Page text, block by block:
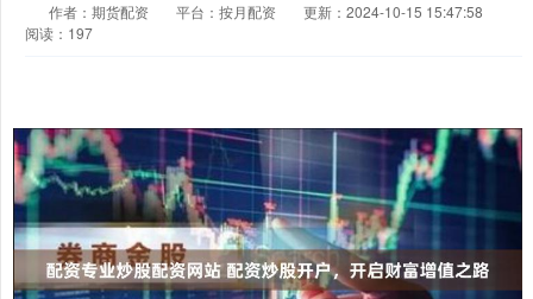
作者：期货配资 平台：按月配资
更新：2024-10-15 15:47:58
阅读：197